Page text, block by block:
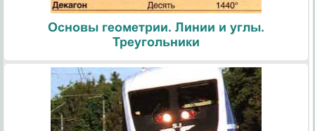
Основы геометрии. Линии и углы.
Треугольники